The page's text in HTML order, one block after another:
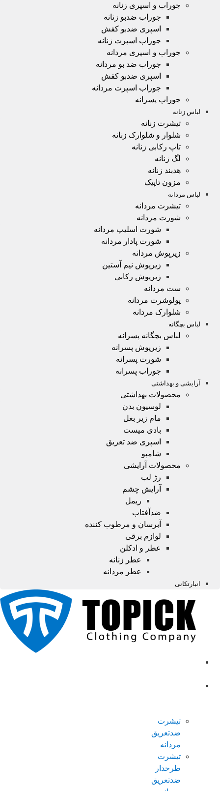
جوراب و اسپری زنانه
جوراب ضدبو زنانه
اسپری ضدبو کفش
جوراب اسپرت زنانه
جوراب و اسپری مردانه
جوراب ضد بو مردانه
اسپری ضدبو کفش
جوراب اسپرت مردانه
جوراب پسرانه
لباس زنانه
تیشرت زنانه
شلوار و شلوارک زنانه
تاپ رکابی زنانه
لگ زنانه
هدبند زنانه
مزون تاپیک
لباس مردانه
تیشرت مردانه
شورت مردانه
شورت اسلیپ مردانه
شورت پادار مردانه
زیرپوش مردانه
زیرپوش نیم آستین
زیرپوش رکابی
ست مردانه
پولوشرت مردانه
شلوارک مردانه
لباس بچگانه
لباس بچگانه پسرانه
زیرپوش پسرانه
شورت پسرانه
جوراب پسرانه
آرایشی و بهداشتی
محصولات بهداشتی
لوسیون بدن
مام زیر بغل
بادی میست
اسپری ضد تعریق
شامپو
محصولات آرایشی
رژ لب
آرایش چشم
ریمل
ضدآفتاب
آبرسان و مرطوب کننده
لوازم برقی
عطر و ادکلن
عطر زنانه
عطر مردانه
انبارتکانی
تیشرت
ضدتعریق
مردانه
تیشرت
طرحدار
ضدتعریق